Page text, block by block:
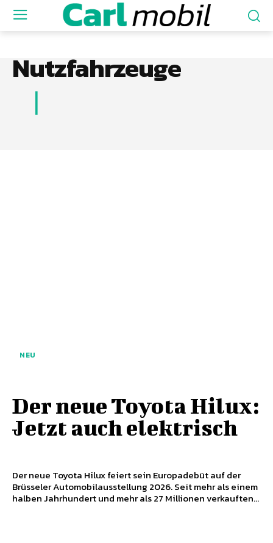
Nutzfahrzeuge
NEU
Der neue Toyota Hilux:
Jetzt auch elektrisch
Der neue Toyota Hilux feiert sein Europadebüt auf der
Brüsseler Automobilausstellung 2026. Seit mehr als einem
halben Jahrhundert und mehr als 27 Millionen verkauften...